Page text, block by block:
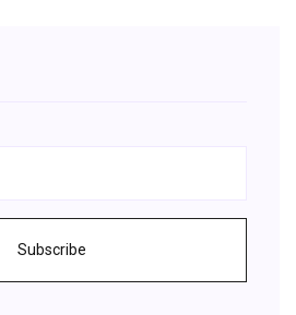
Subscribe